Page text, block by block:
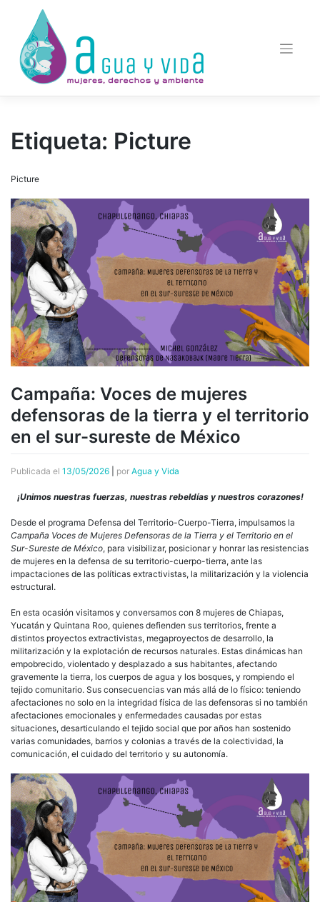
contenido
Etiqueta: Picture
Picture
Campaña: Voces de mujeres
defensoras de la tierra y el territorio
en el sur-sureste de México
Publicada el 13/05/2026 por Agua y Vida
¡Unimos nuestras fuerzas, nuestras rebeldías y nuestros corazones!
Desde el programa Defensa del Territorio-Cuerpo-Tierra, impulsamos la
Campaña Voces de Mujeres Defensoras de la Tierra y el Territorio en el
Sur-Sureste de México, para visibilizar, posicionar y honrar las resistencias
de mujeres en la defensa de su territorio-cuerpo-tierra, ante las
impactaciones de las políticas extractivistas, la militarización y la violencia
estructural.
En esta ocasión visitamos y conversamos con 8 mujeres de Chiapas,
Yucatán y Quintana Roo, quienes defienden sus territorios, frente a
distintos proyectos extractivistas, megaproyectos de desarrollo, la
militarización y la explotación de recursos naturales. Estas dinámicas han
empobrecido, violentado y desplazado a sus habitantes, afectando
gravemente la tierra, los cuerpos de agua y los bosques, y rompiendo el
tejido comunitario. Sus consecuencias van más allá de lo físico: teniendo
afectaciones no solo en la integridad física de las defensoras si no también
afectaciones emocionales y enfermedades causadas por estas
situaciones, desarticulando el tejido social que por años han sostenido
varias comunidades, barrios y colonias a través de la colectividad, la
comunicación, el cuidado del territorio y su autonomía.